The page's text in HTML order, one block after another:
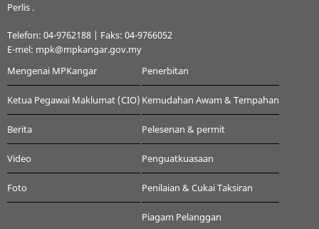
Perlis .
Telefon: 04-9762188 | Faks: 04-9766052
E-mel: mpk@mpkangar.gov.my
Mengenai MPKangar
Ketua Pegawai Maklumat (CIO)
Berita
Video
Foto
Penerbitan
Kemudahan Awam & Tempahan
Pelesenan & permit
Penguatkuasaan
Penilaian & Cukai Taksiran
Piagam Pelanggan